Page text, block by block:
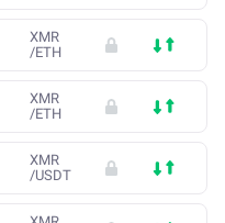
XMR
/ETH
XMR
/ETH
XMR
/USDT